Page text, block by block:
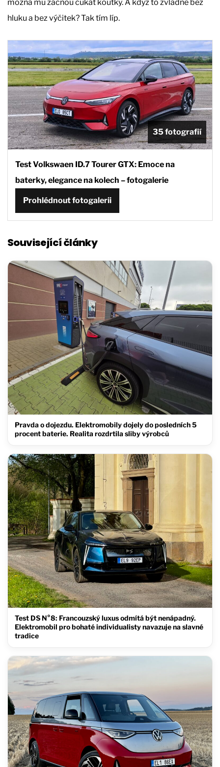
možná mu začnou cukat koutky. A když to zvládne bez
hluku a bez výčitek? Tak tím líp.
35 fotografií
Test Volkswaen ID.7 Tourer GTX: Emoce na
baterky, elegance na kolech – fotogalerie
Prohlédnout fotogalerii
Související články
Pravda o dojezdu. Elektromobily dojely do posledních 5
procent baterie. Realita rozdrtila sliby výrobců
Test DS N°8: Francouzský luxus odmítá být nenápadný.
Elektromobil pro bohaté individualisty navazuje na slavné
tradice